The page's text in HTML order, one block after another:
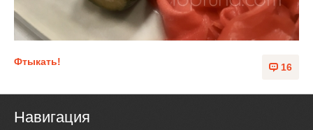
16
Фтыкать!
Навигация